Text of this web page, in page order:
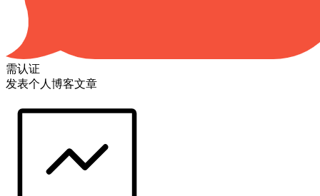
需认证
发表个人博客文章